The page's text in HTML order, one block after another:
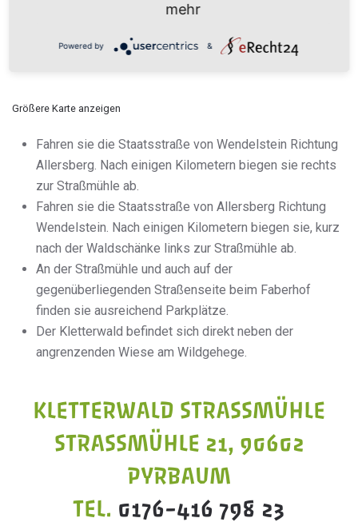
Platform
Größere Karte anzeigen
Fahren sie die Staatsstraße von Wendelstein Richtung
Allersberg. Nach einigen Kilometern biegen sie rechts
zur Straßmühle ab.
Fahren sie die Staatsstraße von Allersberg Richtung
Wendelstein. Nach einigen Kilometern biegen sie, kurz
nach der Waldschänke links zur Straßmühle ab.
An der Straßmühle und auch auf der
gegenüberliegenden Straßenseite beim Faberhof
finden sie ausreichend Parkplätze.
Der Kletterwald befindet sich direkt neben der
angrenzenden Wiese am Wildgehege.
KLETTERWALD STRASSMÜHLE​
STRASSMÜHLE 21, 90602 P
YRBAUM
TEL. 0176-416 798 23
mehr
Powered by &